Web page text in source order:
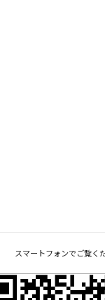
スマートフォンでご覧く